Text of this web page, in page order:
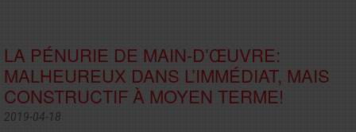
LA PÉNURIE DE MAIN-D’ŒUVRE:
MALHEUREUX DANS L’IMMÉDIAT, MAIS
CONSTRUCTIF À MOYEN TERME!
2019-04-18